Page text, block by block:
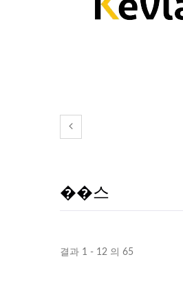
��스
결과 1 - 12 의 65